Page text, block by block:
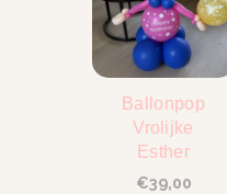
Ballonpop
Vrolijke
Esther
€39,00